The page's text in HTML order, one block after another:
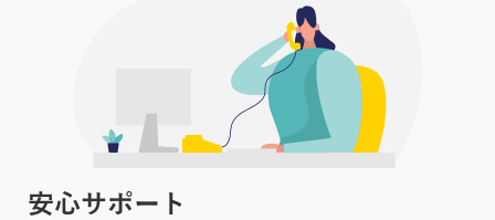
安心サポート